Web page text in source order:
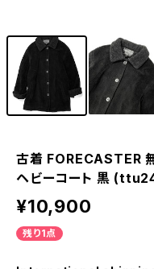
古着 FORECASTER
ヘビーコート 黒
¥10,900
残り1点